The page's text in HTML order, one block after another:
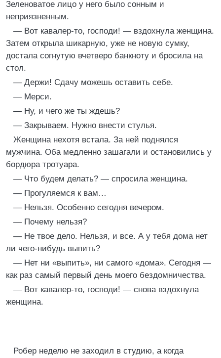
Зеленоватое лицо у него было сонным и
неприязненным.
— Вот кавалер-то, господи! — вздохнула женщина.
Затем открыла шикарную, уже не новую сумку,
достала согнутую вчетверо банкноту и бросила на
стол.
— Держи! Сдачу можешь оставить себе.
— Мерси.
— Ну, и чего же ты ждешь?
— Закрываем. Нужно внести стулья.
Женщина нехотя встала. За ней поднялся
мужчина. Оба медленно зашагали и остановились у
бордюра тротуара.
— Что будем делать? — спросила женщина.
— Прогуляемся к вам…
— Нельзя. Особенно сегодня вечером.
— Почему нельзя?
— Не твое дело. Нельзя, и все. А у тебя дома нет
ли чего-нибудь выпить?
— Нет ни «выпить», ни самого «дома». Сегодня —
как раз самый первый день моего бездомничества.
— Вот кавалер-то, господи! — снова вздохнула
женщина.
Робер неделю не заходил в студию, а когда